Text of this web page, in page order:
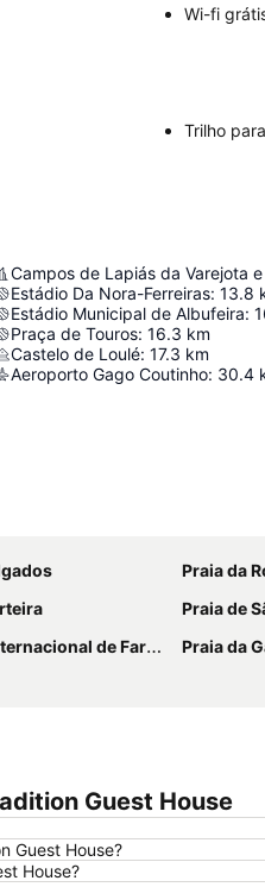
Wi-fi
Trilho
Estádio Da Nora-Ferreiras: 13.8
Estádio Municipal de Albufeira:
Praça de Touros: 16.3 km
Castelo de Loulé: 17.3 km
Aeroporto Gago Coutinho: 30.4
Praia da
Praia de
de Faro - Gago Coutinho Praia da
Guest House
Guest House?
House?